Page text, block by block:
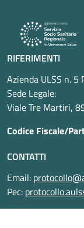
RIFERIMENTI
Azienda ULSS n. 5
Sede Legale:
Viale Tre Martiri,
Codice Fiscale/
CONTATTI
Email:
Pec: